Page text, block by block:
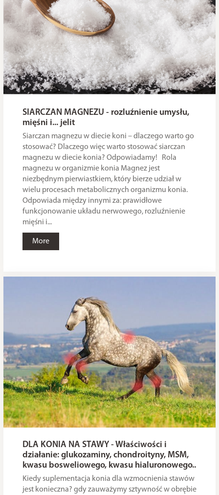
SIARCZAN MAGNEZU - rozluźnienie umysłu,
mięśni i... jelit
Siarczan magnezu w diecie koni – dlaczego warto go
stosować? Dlaczego więc warto stosować siarczan
magnezu w diecie konia? Odpowiadamy! Rola
magnezu w organizmie konia Magnez jest
niezbędnym pierwiastkiem, który bierze udział w
wielu procesach metabolicznych organizmu konia.
Odpowiada między innymi za: prawidłowe
funkcjonowanie układu nerwowego, rozluźnienie
mięśni i...
More
DLA KONIA NA STAWY - Właściwości i
działanie: glukozaminy, chondroityny, MSM,
kwasu bosweliowego, kwasu hialuronowego..
Kiedy suplementacja konia dla wzmocnienia stawów
jest konieczna? gdy zauważymy sztywność w obrębie